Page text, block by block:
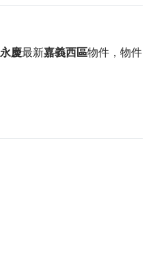
永慶最新嘉義西區物件，物件